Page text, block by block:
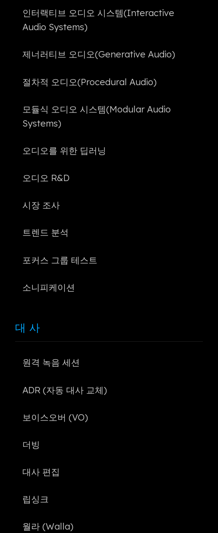
인터랙티브 오디오 시스템(Interactive
Audio Systems)
제너러티브 오디오(Generative Audio)
절차적 오디오(Procedural Audio)
모듈식 오디오 시스템(Modular Audio
Systems)
오디오를 위한 딥러닝
오디오 R&D
시장 조사
트렌드 분석
포커스 그룹 테스트
소니피케이션
대사
원격 녹음 세션
ADR (자동 대사 교체)
보이스오버 (VO)
더빙
대사 편집
립싱크
월라 (Walla)